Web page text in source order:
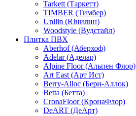
Tarkett (Таркетт)
TIMBER (Тимбер)
Unilin (Юнилин)
Woodstyle (Вудстайл)
Плитка ПВХ
Aberhof (Аберхоф)
Adelar (Аделар)
Alpine Floor (Альпен Флор)
Art East (Арт Ист)
Berry-Alloc (Бери-Аллок)
Betta (Бетта)
CronaFloor (КронаФлор)
DeART (ДеАрт)